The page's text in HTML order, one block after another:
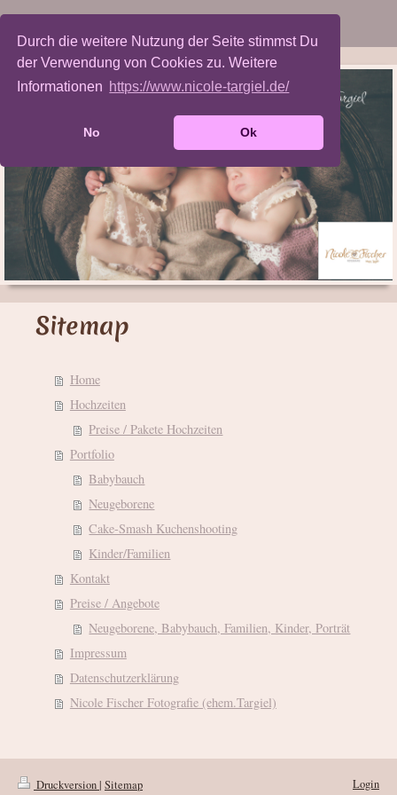
Durch die weitere Nutzung der Seite stimmst Du
der Verwendung von Cookies zu. Weitere
Informationen https://www.nicole-targiel.de/
No Ok
Sitemap
Home
Hochzeiten
Preise / Pakete Hochzeiten
Portfolio
Babybauch
Neugeborene
Cake-Smash Kuchenshooting
Kinder/Familien
Kontakt
Preise / Angebote
Neugeborene, Babybauch, Familien, Kinder, Porträt
Impressum
Datenschutzerklärung
Nicole Fischer Fotografie (ehem.Targiel)
Druckversion| Sitemap
Login